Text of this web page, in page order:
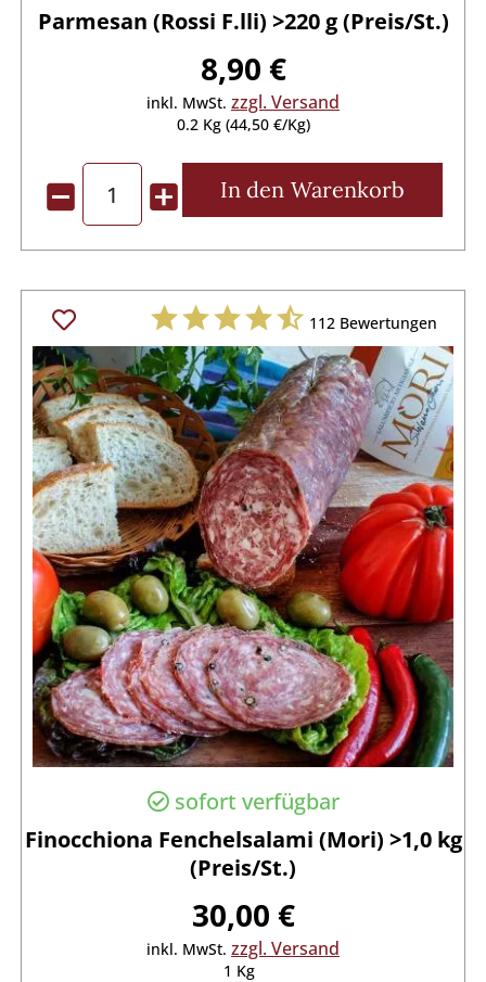
Parmesan (Rossi F.lli) >220 g (Preis/St.)
8,90 €
inkl. MwSt. zzgl. Versand
0.2 Kg (44,50 €/Kg)
In den Warenkorb
112Bewertungen
sofort verfügbar
Finocchiona Fenchelsalami (Mori) >1,0 kg
(Preis/St.)
30,00 €
inkl. MwSt. zzgl. Versand
1 Kg